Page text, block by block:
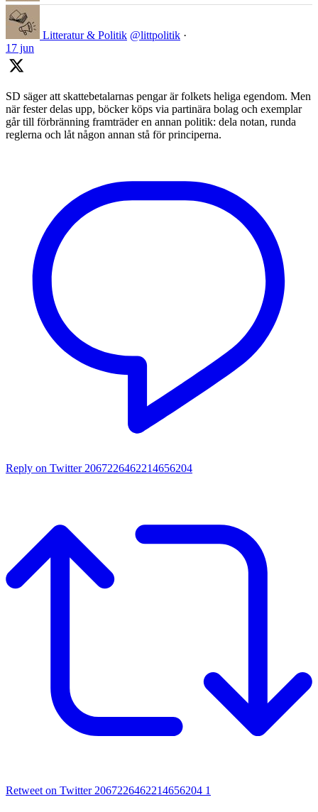
Litteratur & Politik @littpolitik ·
17 jun
SD säger att skattebetalarnas pengar är folkets heliga egendom. Men
när fester delas upp, böcker köps via partinära bolag och exemplar
går till förbränning framträder en annan politik: dela notan, runda
reglerna och låt någon annan stå för principerna.
Reply on Twitter 2067226462214656204
Retweet on Twitter 2067226462214656204 1